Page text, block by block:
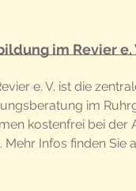
im Revier e.
e. V. ist die
im
kostenfrei bei der
Infos finden Sie